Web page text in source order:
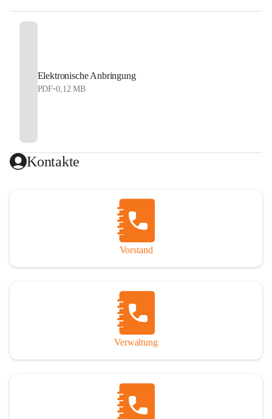
Elektronische Anbringung
PDF•0,12 MB
Kontakte
Vorstand
Verwaltung